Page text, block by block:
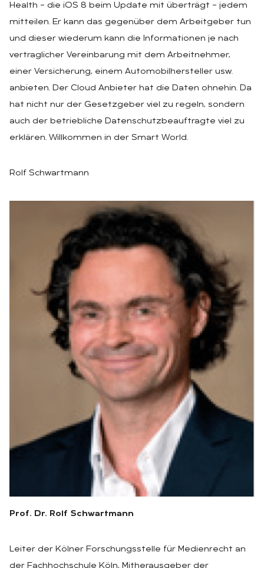
Health – die iOS 8 beim Update mit überträgt – jedem
mitteilen. Er kann das gegenüber dem Arbeitgeber tun
und dieser wiederum kann die Informationen je nach
vertraglicher Vereinbarung mit dem Arbeitnehmer,
einer Versicherung, einem Automobilhersteller usw.
anbieten. Der Cloud Anbieter hat die Daten ohnehin. Da
hat nicht nur der Gesetzgeber viel zu regeln, sondern
auch der betriebliche Datenschutzbeauftragte viel zu
erklären. Willkommen in der Smart World.
Rolf Schwartmann
Prof. Dr. Rolf Schwartmann
Leiter der Kölner Forschungsstelle für Medienrecht an
der Fachhochschule Köln, Mitherausgeber der